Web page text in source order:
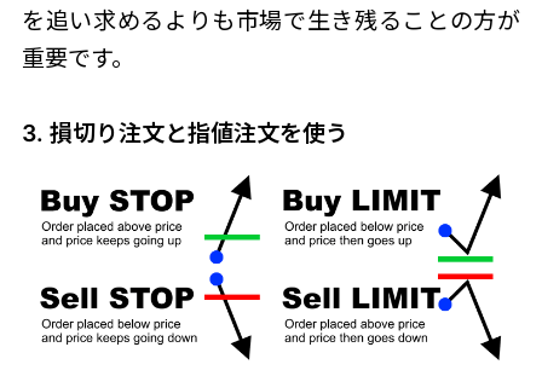
を追い求めるよりも市場で生き残ることの方が
重要です。
3. 損切り注文と指値注文を使う